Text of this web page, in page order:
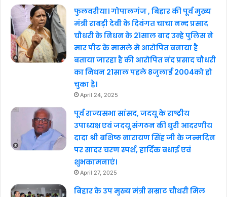
फुलवरीया। गोपालगंज , बिहार की पूर्व मुख्य
मंत्री राबड़ी देवी के दिवंगत चाचा नन्द प्रसाद
चौधरी के निधन के 21साल बाद उन्हे पुलिस ने
मार पीट के मामले मे आरोपित बनाया है
बताया जारहा है की आरोपित नंद प्रसाद चौधरी
का निधन 21साल पहले 8जुलाई 2004को हो
चुका है।
April 24, 2025
पूर्व राज्यसभा सांसद, जदयू के राष्ट्रीय
उपाध्यक्ष एवं जदयू संगठन की धुरी आदरणीय
दादा श्री बशिष्ठ नारायण सिंह जी के जन्मदिन
पर सादर चरण स्पर्श, हार्दिक बधाई एवं
शुभकामनाएं।
April 27, 2025
बिहार के उप मुख्य मंत्री सम्राट चौधरी मिल